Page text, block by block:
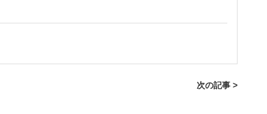
次の記事 >